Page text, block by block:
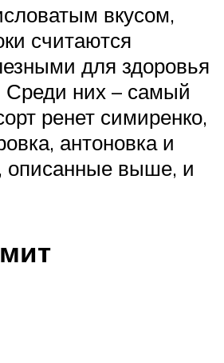
вкусом,
считаются
для здоровья
Среди них – самый
ренет симиренко,
антоновка и
описанные выше, и